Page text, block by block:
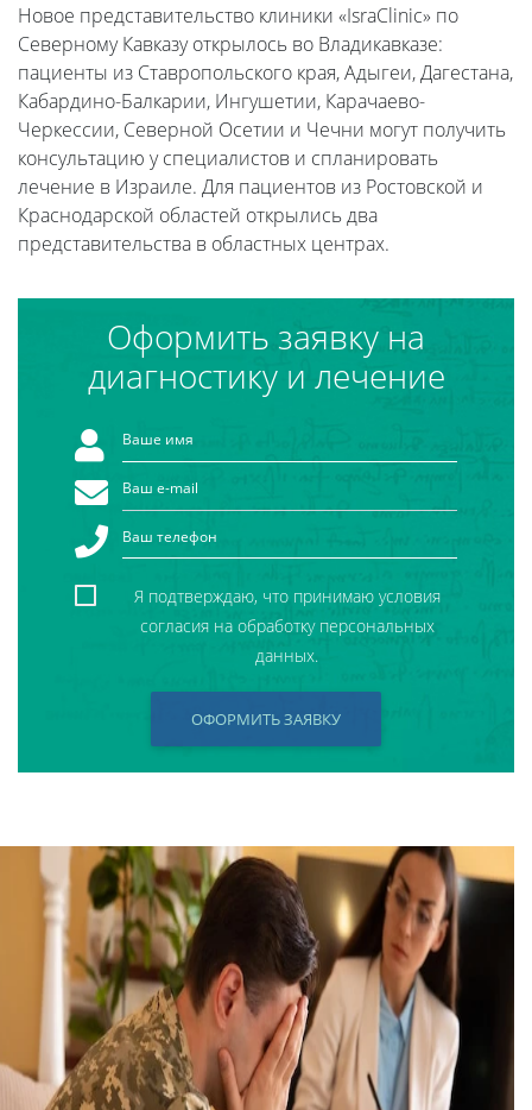
Новое представительство клиники «IsraClinic» по
Северному Кавказу открылось во Владикавказе:
пациенты из Ставропольского края, Адыгеи, Дагестана,
Кабардино-Балкарии, Ингушетии, Карачаево-
Черкессии, Северной Осетии и Чечни могут получить
консультацию у специалистов и спланировать
лечение в Израиле. Для пациентов из Ростовской и
Краснодарской областей открылись два
представительства в областных центрах.
Оформить заявку на
диагностику и лечение
Я подтверждаю, что принимаю условия
согласия на обработку персональных
данных.
ОФОРМИТЬ ЗАЯВКУ